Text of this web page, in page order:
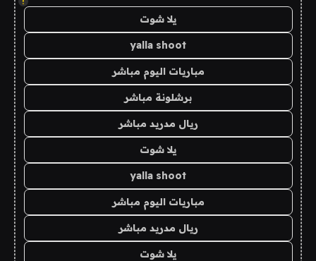
يلا شوت
yalla shoot
مباريات اليوم مباشر
برشلونة مباشر
ريال مدريد مباشر
يلا شوت
yalla shoot
مباريات اليوم مباشر
ريال مدريد مباشر
يلا شوت